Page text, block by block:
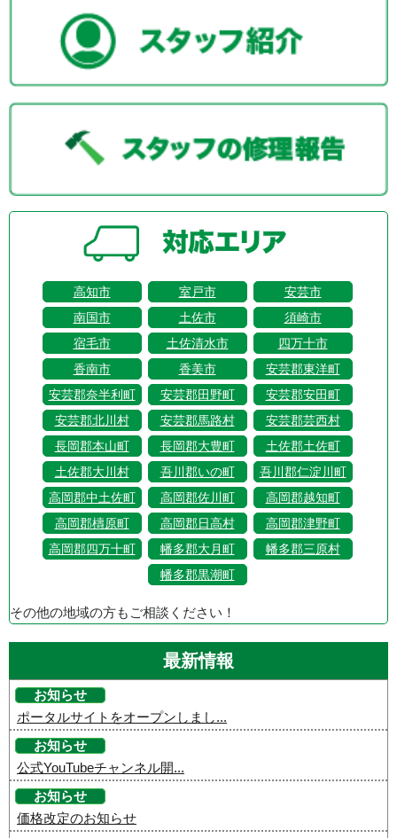
高知市 室戸市
安芸市
南国市
土佐市
須崎市
宿毛市
土佐清水市
四万十市
香南市
香美市
安芸郡東洋町
安芸郡奈半利町
安芸郡田野町
安芸郡安田町
安芸郡北川村
安芸郡馬路村
安芸郡芸西村
長岡郡本山町
長岡郡大豊町
土佐郡土佐町
土佐郡大川村
吾川郡いの町
吾川郡仁淀川町
高岡郡中土佐町
高岡郡佐川町
高岡郡越知町
高岡郡檮原町
高岡郡日高村
高岡郡津野町
高岡郡四万十町
幡多郡大月町
幡多郡三原村
幡多郡黒潮町
その他の地域の方もご相談ください！
最新情報
お知らせ
ポータルサイトをオープンしまし...
お知らせ
公式YouTubeチャンネル開...
お知らせ
価格改定のお知らせ